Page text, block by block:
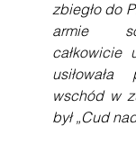
zbiegło do
armie
całkowicie
wschód w
był „Cud